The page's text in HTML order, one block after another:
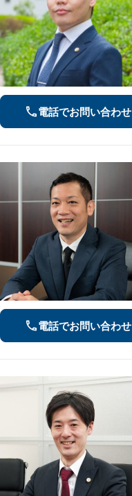
電話でお問い合わせ
電話でお問い合わせ